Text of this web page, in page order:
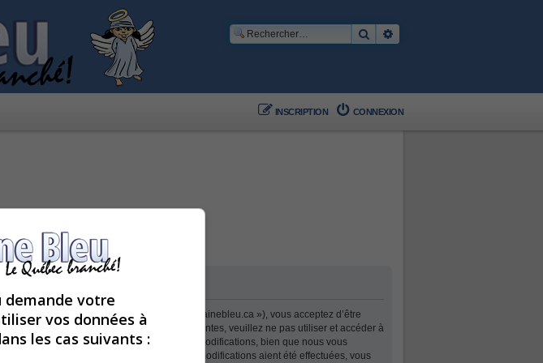
Rechercher
CONNEXION
INSCRIPTION
LE DOMAINE BLEU » et « https://www.domainebleu.ca »), vous acceptez d’être
responsable de toutes les conditions suivantes, veuillez ne pas utiliser et accéder à
nous essaierons de vous informer de ces modifications, bien que nous vous
à « LE DOMAINE BLEU » après que des modifications aient été effectuées, vous
demande votre
vos données à
les cas suivants :